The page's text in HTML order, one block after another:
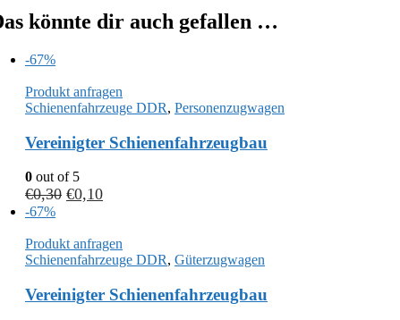
könnte dir auch gefallen …
-67%
Produkt anfragen
Schienenfahrzeuge DDR, Personenzugwagen
Vereinigter Schienenfahrzeugbau
0 out of 5
€0,30 €0,10
-67%
Produkt anfragen
Schienenfahrzeuge DDR, Güterzugwagen
Vereinigter Schienenfahrzeugbau